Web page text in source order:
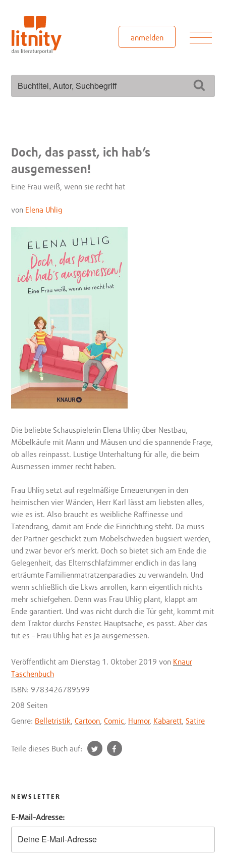
springen
anmelden
Doch, das passt, ich hab’s
ausgemessen!
Eine Frau weiß, wenn sie recht hat
von Elena Uhlig
Die beliebte Schauspielerin Elena Uhlig über Nestbau,
Möbelkäufe mit Mann und Mäusen und die spannende Frage,
ob alles reinpasst. Lustige Unterhaltung für alle, die beim
Ausmessen immer recht haben.
Frau Uhlig setzt auf regelmäßige Erneuerungen in den
heimischen vier Wänden, Herr Karl lässt am liebsten alles,
wie es ist. Also braucht es weibliche Raffinesse und
Tatendrang, damit am Ende die Einrichtung steht. Da muss
der Partner geschickt zum Möbelschweden bugsiert werden,
und zwar bevor er’s merkt. Doch so bietet sich am Ende die
Gelegenheit, das Elternschlafzimmer endlich in das lang
erträumte Familienmatratzenparadies zu verwandeln. Und
wenn schließlich die Lkws anrollen, kann eigentlich nichts
mehr schiefgehen. Denn was Frau Uhlig plant, klappt am
Ende garantiert. Und was nicht durch die Tür geht, kommt mit
dem Traktor durchs Fenster. Hauptsache, es passt. Aber das
tut es – Frau Uhlig hat es ja ausgemessen.
Veröffentlicht am Dienstag 1. Oktober 2019 von Knaur
Taschenbuch
ISBN: 9783426789599
208 Seiten
Genre: Belletristik ,Cartoon ,Comic Humor, Kabarett Satire
Teile dieses Buch auf:
t
NEWSLETTER
E-Mail-Adresse: